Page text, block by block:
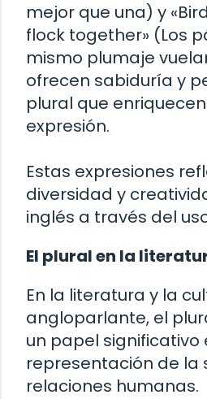
mejor que una) y
flock together» (Los
mismo plumaje
ofrecen sabiduría y
plural que
expresión.
Estas expresiones
diversidad y
inglés a través del
El plural en la
En la literatura y la
angloparlante, el
un papel significativo
representación de la
relaciones humanas.